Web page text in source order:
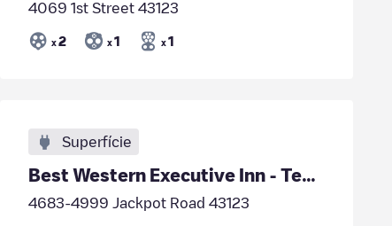
4069 1st Street 43123
x 2 x 1 x 1
Superfície
Best Western Executive Inn - Tesla
4683-4999 Jackpot Road 43123